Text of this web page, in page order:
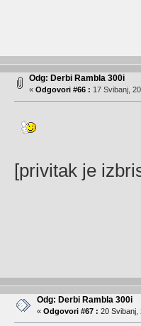
Odg: Derbi Rambla 300i
« Odgovori #66 : 17 Svibanj,
[privitak je
Odg: Derbi Rambla 300i
« Odgovori #67 : 20 Svibanj,